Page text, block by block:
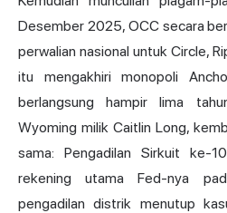
Desember 2025, OCC secara
perwalian nasional untuk Circle,
itu mengakhiri monopoli
berlangsung hampir lima
Wyoming milik Caitlin Long,
sama: Pengadilan Sirkuit ke-
rekening utama Fed-nya
pengadilan distrik menutup